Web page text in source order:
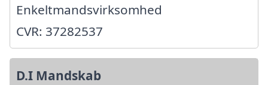
Enkeltmandsvirksomhed
CVR: 37282537
D.I Mandskab